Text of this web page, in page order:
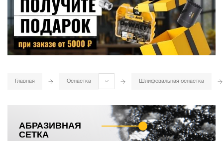
Главная Оснастка Шлифовальная оснастка
АБРАЗИВНАЯ
СЕТКА